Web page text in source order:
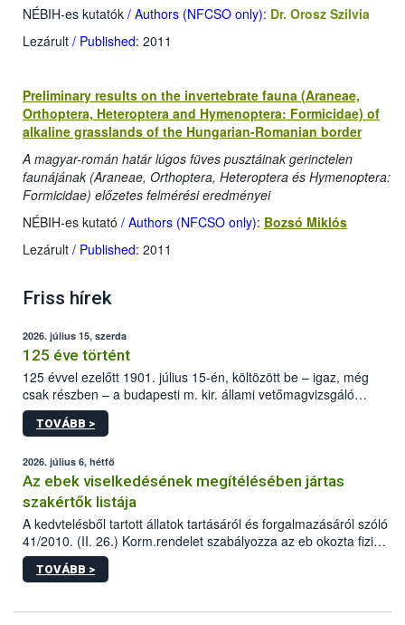
NÉBIH-es kutatók / Authors (NFCSO only): Dr. Orosz Szilvia
Lezárult / Published: 2011
Preliminary results on the invertebrate fauna (Araneae,
Orthoptera, Heteroptera and Hymenoptera: Formicidae) of
alkaline grasslands of the Hungarian-Romanian border
A magyar-román határ lúgos füves pusztáinak gerinctelen
faunájának (Araneae, Orthoptera, Heteroptera és Hymenoptera:
Formicidae) előzetes felmérési eredményei
NÉBIH-es kutató / Authors (NFCSO only): Bozsó Miklós
Lezárult / Published: 2011
Friss hírek
2026. július 15, szerda
125 éve történt
125 évvel ezelőtt 1901. július 15-én, költözött be – igaz, még
csak részben – a budapesti m. kir. állami vetőmagvizsgáló
állomás a Kis Rókus utca 15. szám alatti, Czigler Győző által
tervezett új épületébe.
TOVÁBB >
2026. július 6, hétfő
Az ebek viselkedésének megítélésében jártas
szakértők listája
A kedvtelésből tartott állatok tartásáról és forgalmazásáról szóló
41/2010. (II. 26.) Korm.rendelet szabályozza az eb okozta fizikai
sérülés, illetve ennek veszélye keletkezésekor felmerülő
hatósági feladatokat, valamint a veszélyes eb tartását és annak
vonni az ebek viselkedésének megítélésében jártas szakértőt.
TOVÁBB >